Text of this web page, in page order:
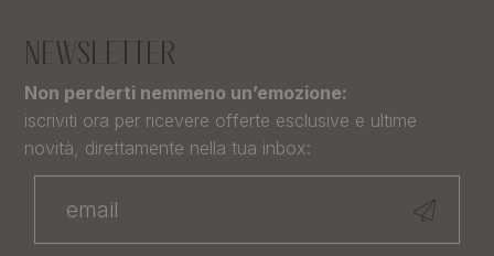
NEWSLETTER
Non perderti nemmeno un’emozione:
iscriviti ora per ricevere offerte esclusive e ultime
novità, direttamente nella tua inbox: